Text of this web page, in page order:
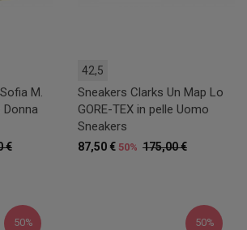
M.
Donna
€
42,5
Sneakers Clarks Un Map Lo
GORE-TEX in pelle Uomo
Sneakers
175,00 €
87,50 € 50%
50% 50%